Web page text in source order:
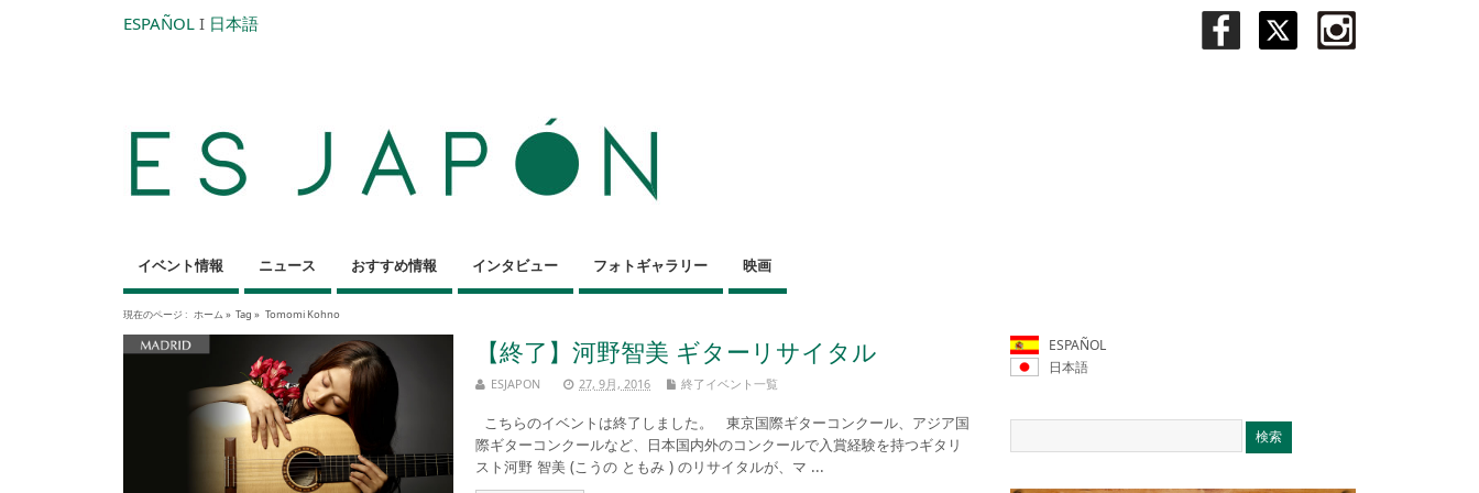
ESPAÑOL I 日本語
イベント情報 ニュース おすすめ情報 インタビュー フォトギャラリー 映画
現在のページ : ホーム » Tag » Tomomi Kohno
【終了】河野智美 ギターリサイタル
ESJAPON 27, 9月, 2016 終了イベント一覧
こちらのイベントは終了しました。 東京国際ギターコンクール、アジア国
際ギターコンクールなど、日本国内外のコンクールで入賞経験を持つギタリ
スト河野 智美 (こうの ともみ ) のリサイタルが、マ ...
ESPAÑOL
日本語